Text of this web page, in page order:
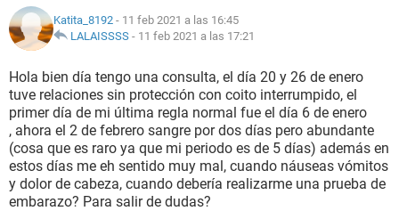
NUTRICIÓN
BIENESTAR
SEXUALIDAD
GLOSARIO
Katita_8192 - 11 feb 2021 a las 16:45
LALAISSSS - 11 feb 2021 a las 17:21
Hola bien día tengo una consulta, el día 20 y 26 de enero
tuve relaciones sin protección con coito interrumpido, el
primer día de mi última regla normal fue el día 6 de enero
, ahora el 2 de febrero sangre por dos días pero abundante
(cosa que es raro ya que mi periodo es de 5 días) además en
estos días me eh sentido muy mal, cuando náuseas vómitos
y dolor de cabeza, cuando debería realizarme una prueba de
embarazo? Para salir de dudas?